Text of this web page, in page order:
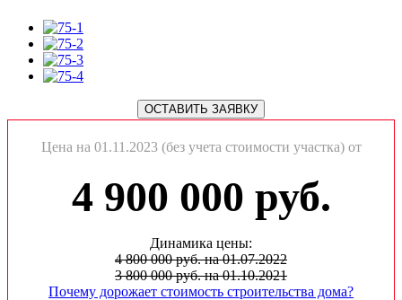
Цена на 01.11.2023 (без учета стоимости участка) от
4 900 000 руб.
Динамика цены:
4 800 000 руб. на 01.07.2022
3 800 000 руб. на 01.10.2021
Почему дорожает стоимость строительства дома?